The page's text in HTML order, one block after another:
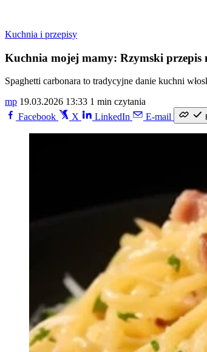
Kuchnia i przepisy
Kuchnia mojej mamy: Rzymski przepis
Spaghetti carbonara to tradycyjne danie kuchni
mp 19.03.2026 13:33 1 min czytania
Facebook
X LinkedIn E-mail